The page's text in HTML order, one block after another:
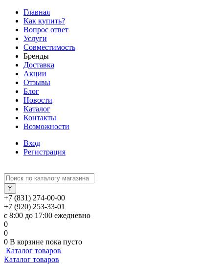
Главная
Как купить?
Вопрос ответ
Услуги
Совместимость
Бренды
Доставка
Акции
Отзывы
Блог
Новости
Каталог
Контакты
Возможности
Вход
Регистрация
+7 (831) 274-00-00
+7 (920) 253-33-01
с 8:00 до 17:00 ежедневно
0
0
0 В корзине пока пусто
Каталог товаров
Каталог товаров